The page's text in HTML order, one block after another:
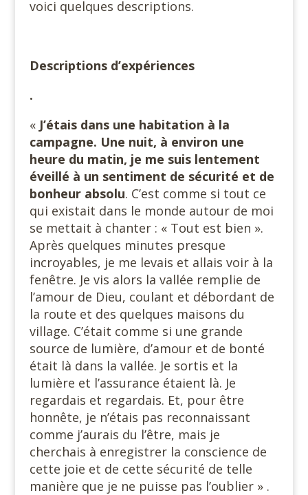
voici quelques descriptions.
Descriptions d’expériences
.
« J’étais dans une habitation à la
campagne. Une nuit, à environ une
heure du matin, je me suis lentement
éveillé à un sentiment de sécurité et de
bonheur absolu. C’est comme si tout ce
qui existait dans le monde autour de moi
se mettait à chanter : « Tout est bien ».
Après quelques minutes presque
incroyables, je me levais et allais voir à la
fenêtre. Je vis alors la vallée remplie de
l’amour de Dieu, coulant et débordant de
la route et des quelques maisons du
village. C’était comme si une grande
source de lumière, d’amour et de bonté
était là dans la vallée. Je sortis et la
lumière et l’assurance étaient là. Je
regardais et regardais. Et, pour être
honnête, je n’étais pas reconnaissant
comme j’aurais du l’être, mais je
cherchais à enregistrer la conscience de
cette joie et de cette sécurité de telle
manière que je ne puisse pas l’oublier » .